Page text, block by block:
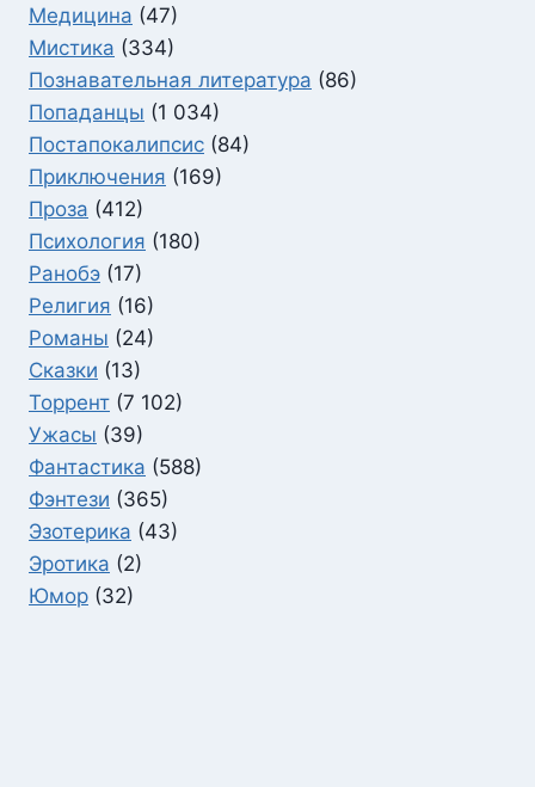
Медицина (47)
Мистика (334)
Познавательная литература (86)
Попаданцы (1 034)
Постапокалипсис (84)
Приключения (169)
Проза (412)
Психология (180)
Ранобэ (17)
Религия (16)
Романы (24)
Сказки (13)
Торрент (7 102)
Ужасы (39)
Фантастика (588)
Фэнтези (365)
Эзотерика (43)
Эротика (2)
Юмор (32)